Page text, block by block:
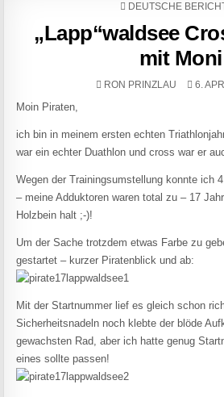
POSTED IN
DEUTSCHE
„Lapp“waldsee
mit Moni
AUTHOR:
RON PRINZLAU 6.
Moin Piraten,
ich bin in meinem ersten echten
war ein echter Duathlon und cross war er
Wegen der Trainingsumstellung konnte ich
– meine Adduktoren waren total zu – 17
Holzbein halt ;-)!
Um der Sache trotzdem etwas Farbe zu
gestartet – kurzer Piratenblick und ab:
Mit der Startnummer lief es gleich schon
Sicherheitsnadeln noch klebte der blöde
gewachsten Rad, aber ich hatte genug
eines sollte passen!